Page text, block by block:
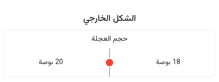
الشكل الخارجي
حجم العجلة
18 بوصة 20 بوصة